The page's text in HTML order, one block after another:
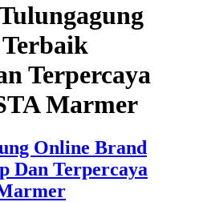
Terpercaya
Marmer
Online Brand
Dan Terpercaya